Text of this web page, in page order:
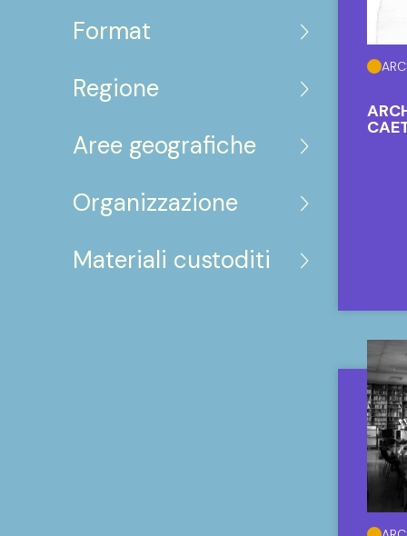
Format
Regione
Aree geografiche
Organizzazione
Materiali custoditi